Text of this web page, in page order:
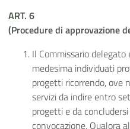
ART. 6
(Procedure di approvazione
Il Commissario
medesima individuati
progetti ricorrendo, ove
servizi da indire entro
progetti e da
convocazione. Qualora